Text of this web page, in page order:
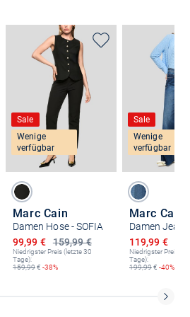
Sale
Wenige
verfügbar
Marc Cain
Damen Hose - SOFIA
159,99 €
Ermäßigter Preis
99,99 €
Niedrigster Preis (letzte 30
Tage):
159,99€ -38%
Sale
Wenige
verfügbar
Marc Cain
Ermäßigter
119,99 €
Niedrigster Preis
Tage):
199,99€ -40%